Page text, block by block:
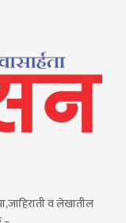
व लेखातील